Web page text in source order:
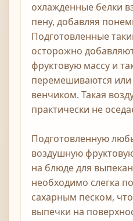
охлажденные белки
пену, добавляя
Подготовленные
осторожно
фруктовую массу и
перемешиваются или
венчиком. Такая
практически не
Подготовленную
воздушную
на блюде для
необходимо слегка
сахарным песком,
выпечки на